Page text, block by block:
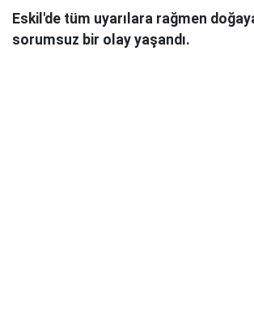
Eskil'de tüm uyarılara rağmen
sorumsuz bir olay yaşandı.